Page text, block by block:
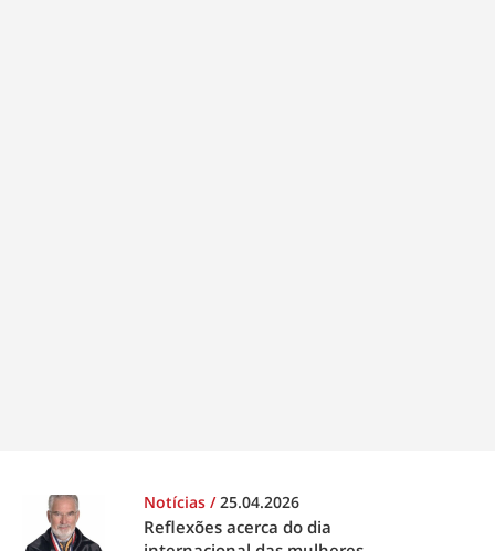
Notícias /25.04.2026
Reflexões acerca do dia